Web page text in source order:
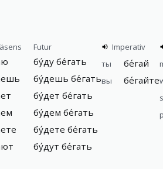
Futur
бу́ду бе́гать
бу́дешь бе́гать
бу́дет бе́гать
бу́дем бе́гать
бу́дете бе́гать
бу́дут бе́гать
Imperativ
ты
бе́гай
вы бе́гайте